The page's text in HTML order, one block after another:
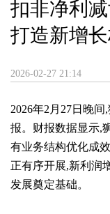
扣非净利
打造新增
2026-02-27 21:14
2026年2月27日晚间
报。财报数据显示,
有业务结构优化成
正有序开展,新利润
发展奠定基础。